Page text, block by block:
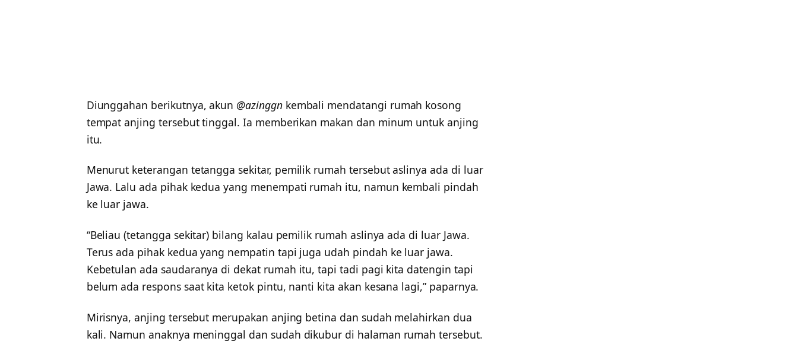
Diunggahan berikutnya, akun @azinggnkembali mendatangi rumah kosong
tempat anjing tersebut tinggal. Ia memberikan makan dan minum untuk anjing
itu.
Menurut keterangan tetangga sekitar, pemilik rumah tersebut aslinya ada di luar
Jawa. Lalu ada pihak kedua yang menempati rumah itu, namun kembali pindah
ke luar jawa.
“Beliau (tetangga sekitar) bilang kalau pemilik rumah aslinya ada di luar Jawa.
Terus ada pihak kedua yang nempatin tapi juga udah pindah ke luar jawa.
Kebetulan ada saudaranya di dekat rumah itu, tapi tadi pagi kita datengin tapi
belum ada respons saat kita ketok pintu, nanti kita akan kesana lagi,” paparnya.
Mirisnya, anjing tersebut merupakan anjing betina dan sudah melahirkan dua
kali. Namun anaknya meninggal dan sudah dikubur di halaman rumah tersebut.